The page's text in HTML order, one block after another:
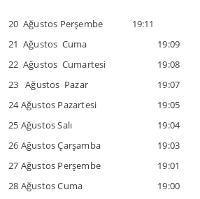
20 Ağustos Perşembe 19:11
21 Ağustos Cuma
19:09
22 Ağustos Cumartesi
19:08
23 Ağustos Pazar
19:07
24 Ağustos Pazartesi
19:05
25 Ağustos Salı
19:04
26 Ağustos Çarşamba
19:03
27 Ağustos Perşembe
19:01
28 Ağustos Cuma
19:00